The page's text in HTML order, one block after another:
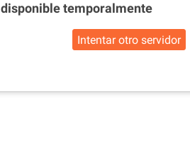
disponible temporalmente
Intentar otro servidor